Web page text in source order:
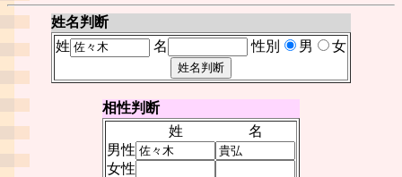
姓名判断
姓
名 性別 男 女
相性判断
姓
名
男性
女性